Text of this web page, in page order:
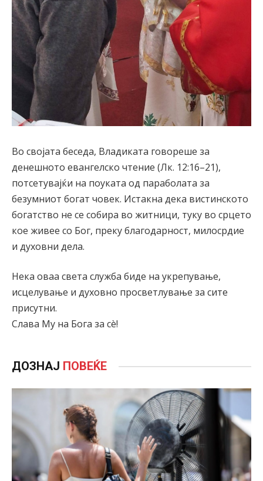
Во својата беседа, Владиката говореше за
денешното евангелско чтение (Лк. 12:16–21),
потсетувајќи на поуката од параболата за
безумниот богат човек. Истакна дека вистинското
богатство не се собира во житници, туку во срцето
кое живее со Бог, преку благодарност, милосрдие
и духовни дела.
Нека оваа света служба биде на укрепување,
исцелување и духовно просветлување за сите
присутни.
Слава Му на Бога за сè!
ДОЗНАЈ ПОВЕЌЕ